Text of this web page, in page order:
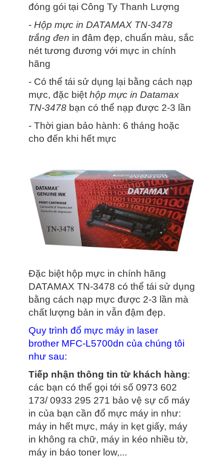
đóng gói tại Công Ty Thanh Lượng
-Hộp mực in DATAMAX TN-3478
trắng đen in đâm đẹp, chuẩn màu, sắc
nét tương đương với mực in chính
hãng
- Có thể tái sử dụng lại bằng cách nạp
mực, đặc biệthộp mực in Datamax
TN-3478 bạn có thể nạp được 2-3 lần
- Thời gian bảo hành: 6 tháng hoặc
cho đến khi hết mực
Đặc biệt hộp mực in chính hãng
DATAMAX TN-3478 có thể tái sử dụng
bằng cách nạp mực được 2-3 lần mà
chất lượng bản in vẫn đậm đẹp.
Quy trình đổ mực máy in laser
brother MFC-L5700dn của chúng tôi
như sau:
Tiếp nhận thông tin từ khách hàng:
các bạn có thể gọi tới số 0973 602
173/ 0933 295 271 bảo vệ sự cố máy
in của bạn cần đổ mực máy in như:
máy in hết mực, máy in kẹt giấy, máy
in không ra chữ, máy in kéo nhiều tờ,
máy in báo toner low,...